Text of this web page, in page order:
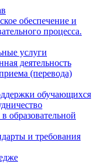
обеспечение и
процесса.
услуги
деятельность
(перевода)
обучающихся
образовательной
и требования